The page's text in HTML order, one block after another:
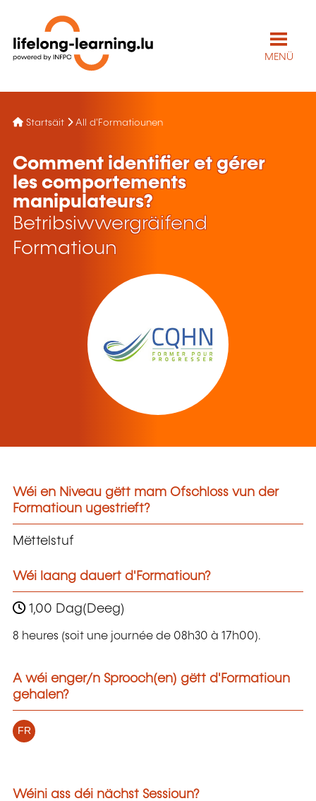
MENÜ
Startsäit All d'Formatiounen
Comment identifier et gérer
les comportements
manipulateurs?
Betribsiwwergräifend
Formatioun
Wéi en Niveau gëtt mam Ofschloss vun der
Formatioun ugestrieft?
Mëttelstuf
Wéi laang dauert d'Formatioun?
1,00 Dag(Deeg)
8 heures (soit une journée de 08h30 à 17h00).
A wéi enger/n Sprooch(en) gëtt d'Formatioun
gehalen?
FR
Wéini ass déi nächst Sessioun?